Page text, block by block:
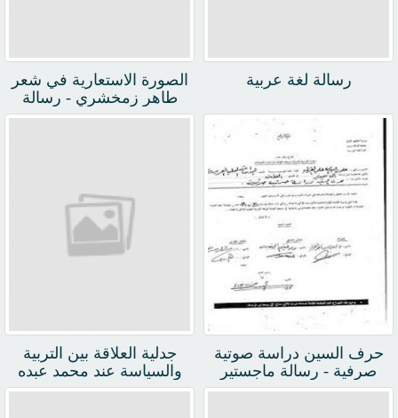
رسالة لغة عربية
الصورة الاستعارية في شعر
طاهر زمخشري - رسالة
ماجستير
حرف السين دراسة صوتية
صرفية - رسالة ماجستير
جدلية العلاقة بين التربية
والسياسة عند محمد عبده